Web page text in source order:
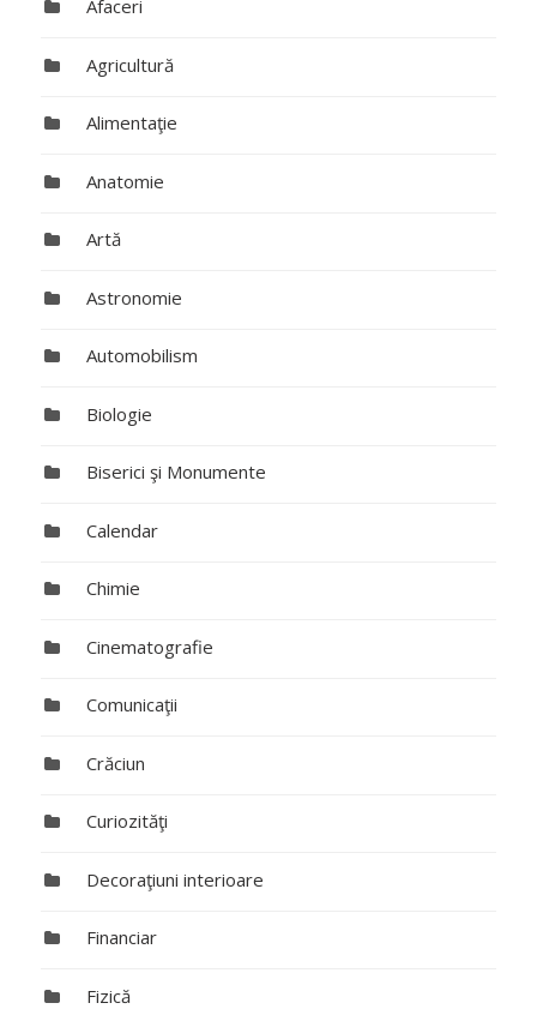
Afaceri
Agricultură
Alimentaţie
Anatomie
Artă
Astronomie
Automobilism
Biologie
Biserici şi Monumente
Calendar
Chimie
Cinematografie
Comunicaţii
Crăciun
Curiozităţi
Decoraţiuni interioare
Financiar
Fizică